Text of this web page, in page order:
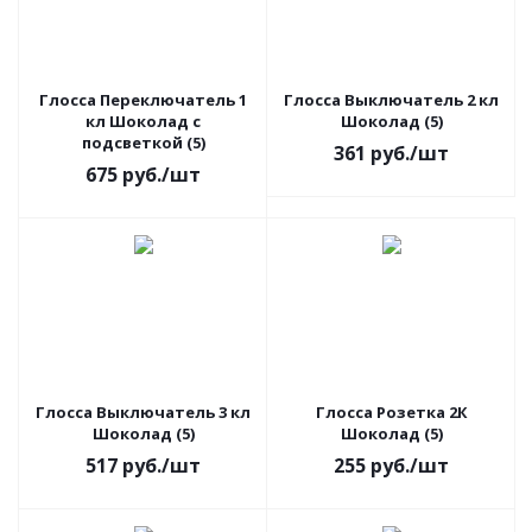
Глосса Переключатель 1
кл Шоколад с
подсветкой (5)
675 руб./шт
Глосса Выключатель 2 кл
Шоколад (5)
361 руб./шт
Глосса Выключатель 3 кл
Шоколад (5)
517 руб./шт
Глосса Розетка 2К
Шоколад (5)
255 руб./шт